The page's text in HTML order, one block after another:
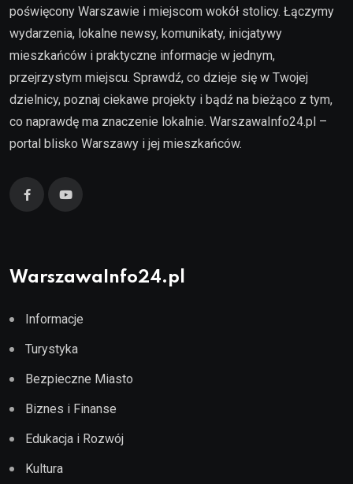
poświęcony Warszawie i miejscom wokół stolicy. Łączymy
wydarzenia, lokalne newsy, komunikaty, inicjatywy
mieszkańców i praktyczne informacje w jednym,
przejrzystym miejscu. Sprawdź, co dzieje się w Twojej
dzielnicy, poznaj ciekawe projekty i bądź na bieżąco z tym,
co naprawdę ma znaczenie lokalnie. WarszawaInfo24.pl –
portal blisko Warszawy i jej mieszkańców.
WarszawaInfo24.pl
Informacje
Turystyka
Bezpieczne Miasto
Biznes i Finanse
Edukacja i Rozwój
Kultura